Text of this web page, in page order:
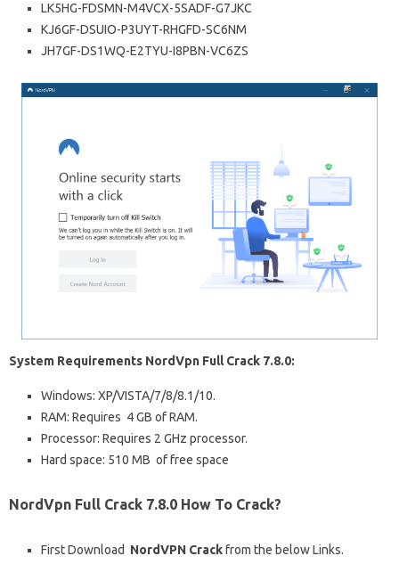
LK5HG-FDSMN-M4VCX-5SADF-G7JKC
KJ6GF-DSUIO-P3UYT-RHGFD-SC6NM
JH7GF-DS1WQ-E2TYU-I8PBN-VC6ZS
System Requirements NordVpn Full Crack 7.8.0:
Windows: XP/VISTA/7/8/8.1/10.
RAM: Requires 4 GB of RAM.
Processor: Requires 2 GHz processor.
Hard space: 510 MB of free space
NordVpn Full Crack 7.8.0 How To Crack?
First Download NordVPN Crackfrom the below Links.